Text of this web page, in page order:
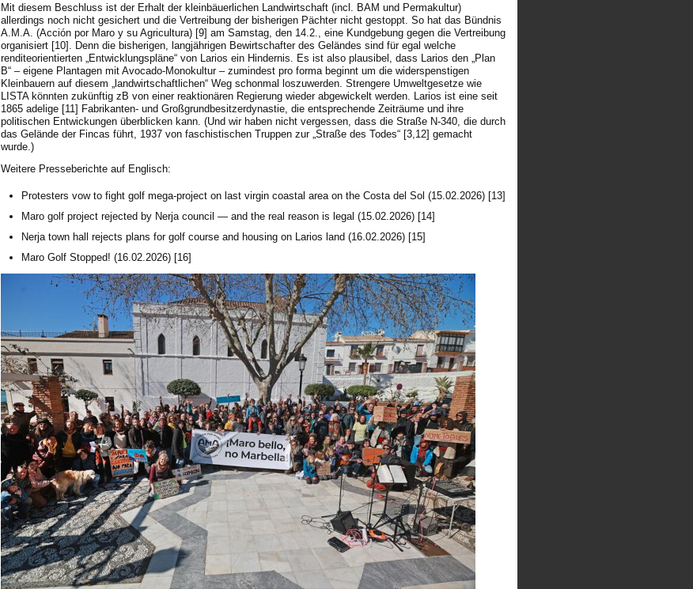
Mit diesem Beschluss ist der Erhalt der kleinbäuerlichen Landwirtschaft (incl. BAM und Permakultur)
allerdings noch nicht gesichert und die Vertreibung der bisherigen Pächter nicht gestoppt. So hat das Bündnis
A.M.A. (Acción por Maro y su Agricultura) [9] am Samstag, den 14.2., eine Kundgebung gegen die Vertreibung
organisiert [10]. Denn die bisherigen, langjährigen Bewirtschafter des Geländes sind für egal welche
renditeorientierten „Entwicklungspläne“ von Larios ein Hindernis. Es ist also plausibel, dass Larios den „Plan
B“ – eigene Plantagen mit Avocado-Monokultur – zumindest pro forma beginnt um die widerspenstigen
Kleinbauern auf diesem „landwirtschaftlichen“ Weg schonmal loszuwerden. Strengere Umweltgesetze wie
LISTA könnten zukünftig zB von einer reaktionären Regierung wieder abgewickelt werden. Larios ist eine seit
1865 adelige [11] Fabrikanten- und Großgrundbesitzerdynastie, die entsprechende Zeiträume und ihre
politischen Entwickungen überblicken kann. (Und wir haben nicht vergessen, dass die Straße N-340, die durch
das Gelände der Fincas führt, 1937 von faschistischen Truppen zur „Straße des Todes“ [3,12] gemacht
wurde.)
Weitere Presseberichte auf Englisch:
Protesters vow to fight golf mega-project on last virgin coastal area on the Costa del Sol (15.02.2026) [13]
Maro golf project rejected by Nerja council — and the real reason is legal (15.02.2026) [14]
Nerja town hall rejects plans for golf course and housing on Larios land (16.02.2026) [15]
Maro Golf Stopped! (16.02.2026) [16]